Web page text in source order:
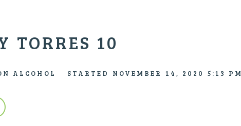
TORRES 10
ALCOHOL STARTED NOVEMBER 14, 2020 5:13 PM